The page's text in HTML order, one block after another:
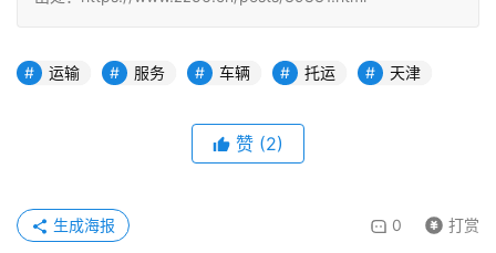
运输 服务 车辆 托运 天津
赞 (2)
0 打赏
生成海报